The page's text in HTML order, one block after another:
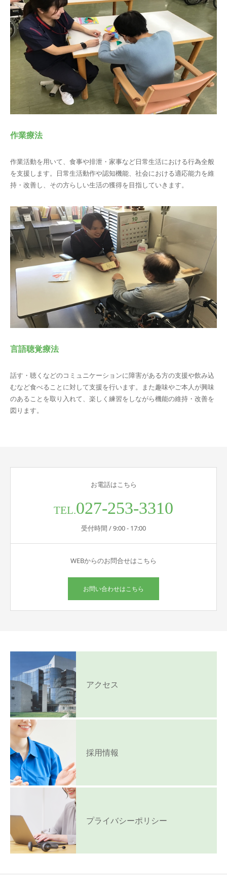
作業療法
作業活動を用いて、食事や排泄・家事など日常生活における行為全般
を支援します。日常生活動作や認知機能、社会における適応能力を維
持・改善し、その方らしい生活の獲得を目指していきます。
言語聴覚療法
話す・聴くなどのコミュニケーションに障害がある方の支援や飲み込
むなど食べることに対して支援を行います。また趣味やご本人が興味
のあることを取り入れて、楽しく練習をしながら機能の維持・改善を
図ります。
お電話はこちら
TEL.027-253-3310
受付時間 / 9:00 - 17:00
WEBからのお問合せはこちら
お問い合わせはこちら
アクセス
採用情報
プライバシーポリシー